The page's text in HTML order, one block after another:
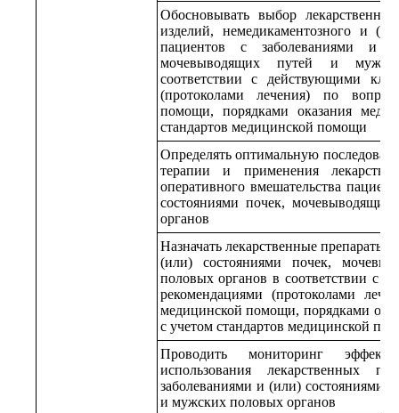
Обосновывать выбор
изделий, немедикаментозного и
пациентов с заболеваниями и
мочевыводящих путей и
соответствии с действующими
(протоколами лечения) по
помощи, порядками оказания
стандартов медицинской помощи
Определять оптимальную
терапии и применения
оперативного вмешательства
состояниями почек,
органов
Назначать лекарственные препараты
(или) состояниями почек,
половых органов в соответствии с
рекомендациями (протоколами
медицинской помощи, порядками
с учетом стандартов медицинской
Проводить мониторинг
использования лекарственных
заболеваниями и (или) состояниями
и мужских половых органов